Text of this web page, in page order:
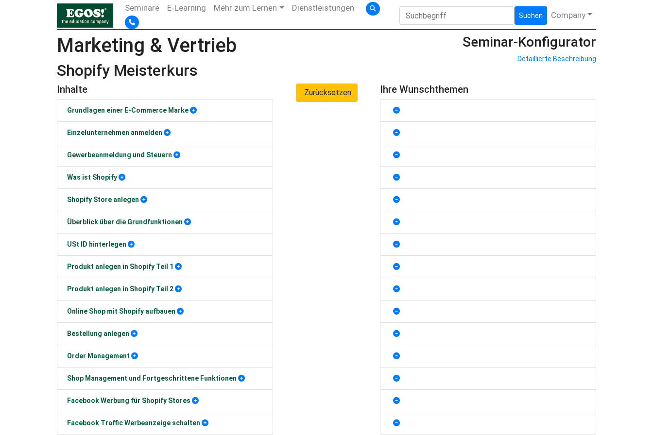
Seminare E-Learning Mehr zum Lernen Dienstleistungen
Suchen Company
Marketing & Vertrieb
Shopify Meisterkurs
Seminar-Konfigurator
Detaillierte Beschreibung
Inhalte
Grundlagen einer E-Commerce Marke
Einzelunternehmen anmelden
Gewerbeanmeldung und Steuern
Was ist Shopify
Shopify Store anlegen
Überblick über die Grundfunktionen
USt ID hinterlegen
Produkt anlegen in Shopify Teil 1
Produkt anlegen in Shopify Teil 2
Online Shop mit Shopify aufbauen
Bestellung anlegen
Order Management
Shop Management und Fortgeschrittene Funktionen
Facebook Werbung für Shopify Stores
Facebook Traffic Werbeanzeige schalten
Zurücksetzen Ihre Wunschthemen